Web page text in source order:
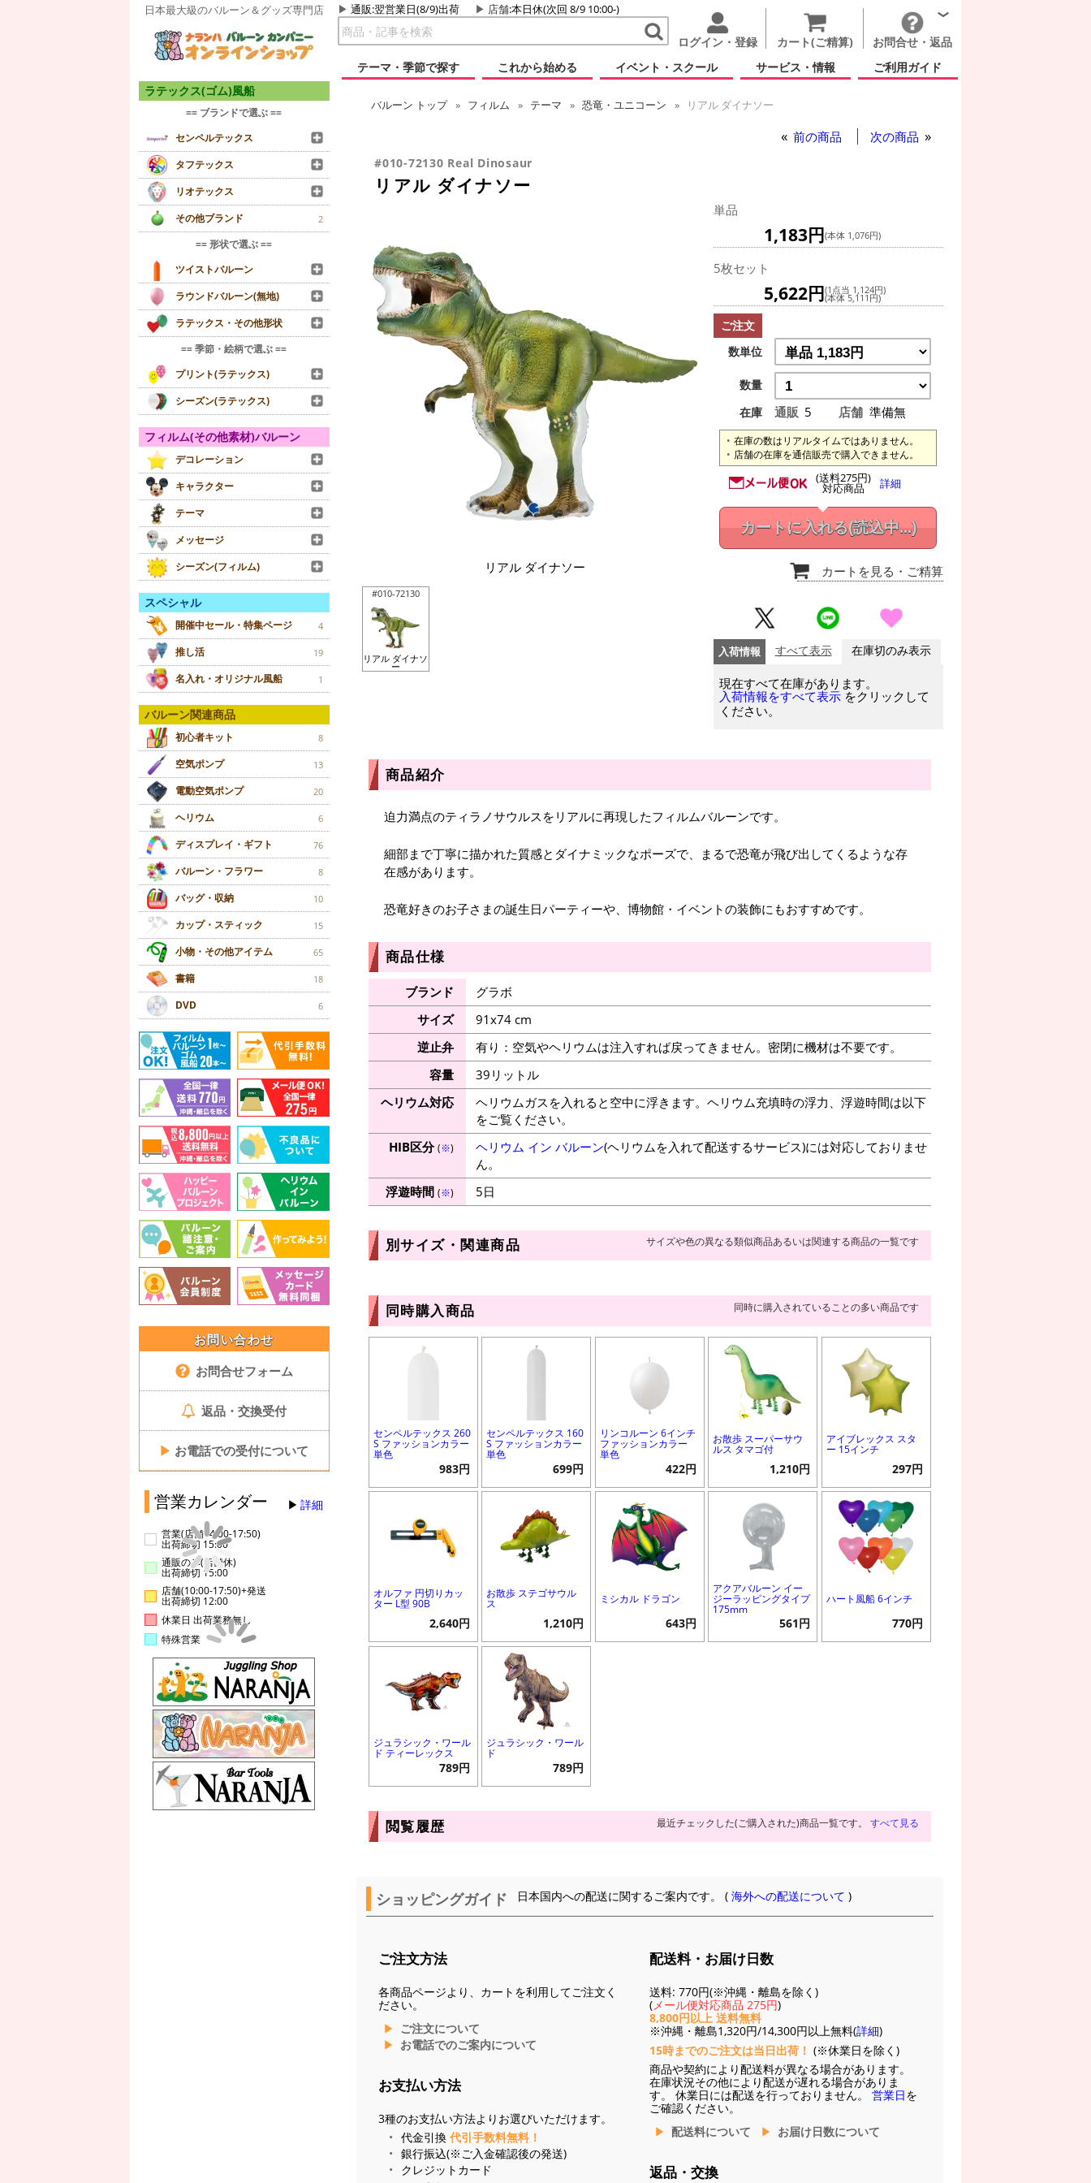
日本最大級のバルーン＆グッズ専門店 通販:翌営業日(8/9)出荷 店舗:本日休(次回 8/9 10:00-)
ログイン・登録 カート(ご精算)
お問合せ・返品
テーマ・季節で探す
これから始める イベント・スクール サービス・情報 ご利用ガイド
ラテックス(ゴム)風船
== ブランドで選ぶ ==
センペルテックス
タフテックス
リオテックス
その他ブランド
2
== 形状で選ぶ ==
ツイストバルーン
ラウンドバルーン(無地)
ラテックス・その他形状
== 季節・絵柄で選ぶ ==
プリント(ラテックス)
シーズン(ラテックス)
フィルム(その他素材)バルーン
デコレーション
キャラクター
テーマ
メッセージ
シーズン(フィルム)
スペシャル
開催中セール・特集ページ 4
推し活 19
名入れ・オリジナル風船 1
バルーン関連商品
初心者キット 8
空気ポンプ 13
電動空気ポンプ 20
ヘリウム 6
ディスプレイ・ギフト 76
バルーン・フラワー 8
バッグ・収納 10
カップ・スティック 15
小物・その他アイテム 65
書籍 18
DVD 6
お問い合わせ
お問合せフォーム
返品・交換受付
▶ お電話での受付について
営業カレンダー 詳細
営業(店舗14:00-17:50)
出荷締切 15:00
通販のみ(店舗休)
出荷締切 15:00
店舗(10:00-17:50)+発送
出荷締切 12:00
休業日 出荷業務無し
特殊営業
バルーン トップ フィルム テーマ 恐竜・ユニコーン リアル ダイナソー
前の商品 次の商品
#010-72130 Real Dinosaur
リアル ダイナソー
リアル ダイナソー
#010-72130
リアル ダイナソ
ー
単品
1,183円(本体 1,076円)
5枚セット
5,622円(1点当 1,124円)
(本体 5,111円)
ご注文
数単位
数量
在庫
通販 5 店舗 準備無
在庫の数はリアルタイムではありません。
店舗の在庫を通信販売で購入できません。
(送料275円)
対応商品 詳細
カートに入れる(読込中...)
カートを見る ・ご精算
入荷情報 すべて表示 在庫切のみ表示
現在すべて在庫があります。
入荷情報をすべて表示 をクリックして
ください。
商品紹介
迫力満点のティラノサウルスをリアルに再現したフィルムバルーンです。
細部まで丁寧に描かれた質感とダイナミックなポーズで、まるで恐竜が飛び出してくるような存
在感があります。
恐竜好きのお子さまの誕生日パーティーや、博物館・イベントの装飾にもおすすめです。
商品仕様
ブランド
グラボ
サイズ
91x74 cm
逆止弁
有り：空気やヘリウムは注入すれば戻ってきません。密閉に機材は不要です。
容量
39リットル
ヘリウム対応
ヘリウムガスを入れると空中に浮きます。ヘリウム充填時の浮力、浮遊時間は以下
をご覧ください。
HIB区分(※) ヘリウム イン バルーン(ヘリウムを入れて配送するサービス)には対応しておりませ
ん。
浮遊時間 (※) 5日
別サイズ・関連商品 サイズや色の異なる類似商品あるいは関連する商品の一覧です
同時購入商品 同時に購入されていることの多い商品です
センペルテックス 260
S ファッションカラー
単色
983円
センペルテックス 160
S ファッションカラー
単色
699円
リンコルーン 6インチ
ファッションカラー
単色
422円
お散歩 スーパーサウ
ルス タマゴ付
1,210円
アイブレックス スタ
ー 15インチ
297円
オルファ 円切りカッ
ター L型 90B
2,640円
お散歩 ステゴサウル
ス
1,210円
ミシカル ドラゴン
643円
アクアバルーン イー
ジーラッピングタイプ
175mm
561円
ハート風船 6インチ
770円
ジュラシック・ワール
ド ティーレックス
789円
ジュラシック・ワール
ド
789円
閲覧履歴 最近チェックした(ご購入された)商品一覧です。 すべて見る
ショッピングガイド 日本国内への配送に関するご案内です。 (海外への配送について )
ご注文方法
各商品ページより、カートを利用してご注文く
ださい。
ご注文について
お電話でのご案内について
お支払い方法
3種のお支払い方法よりお選びいただけます。
代金引換 代引手数料無料！
銀行振込(※ご入金確認後の発送)
クレジットカード
配送料・お届け日数
送料: 770円(※沖縄・離島を除く)
(メール便対応商品 275円)
8,800円以上 送料無料
※沖縄・離島1,320円/14,300円以上無料(詳細)
15時までのご注文は当日出荷！ (※休業日を除く)
商品や契約により配送料が異なる場合があります。
在庫状況その他により配送が遅れる場合がありま
す。 休業日には配送を行っておりません。 営業日を
ご確認ください。
配送料について
お届け日数について
返品・交換